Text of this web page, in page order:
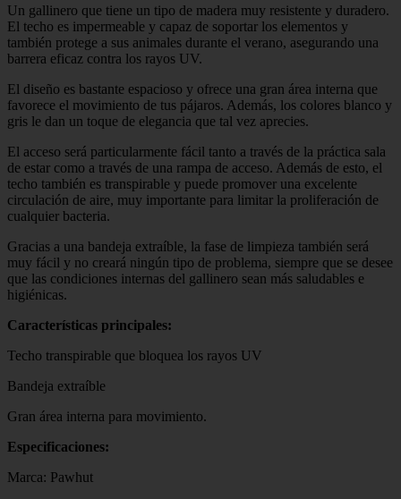
Un gallinero que tiene un tipo de madera muy resistente y duradero.
El techo es impermeable y capaz de soportar los elementos y
también protege a sus animales durante el verano, asegurando una
barrera eficaz contra los rayos UV.
El diseño es bastante espacioso y ofrece una gran área interna que
favorece el movimiento de tus pájaros. Además, los colores blanco y
gris le dan un toque de elegancia que tal vez aprecies.
El acceso será particularmente fácil tanto a través de la práctica sala
de estar como a través de una rampa de acceso. Además de esto, el
techo también es transpirable y puede promover una excelente
circulación de aire, muy importante para limitar la proliferación de
cualquier bacteria.
Gracias a una bandeja extraíble, la fase de limpieza también será
muy fácil y no creará ningún tipo de problema, siempre que se desee
que las condiciones internas del gallinero sean más saludables e
higiénicas.
Características principales:
Techo transpirable que bloquea los rayos UV
Bandeja extraíble
Gran área interna para movimiento.
Especificaciones:
Marca: Pawhut